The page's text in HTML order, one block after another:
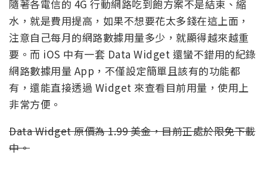
隨著各電信的 4G 行動網路吃到飽方案不是結束、縮
水，就是費用提高，如果不想要花太多錢在這上面，
注意自己每月的網路數據用量多少，就顯得越來越重
要。而 iOS 中有一套 Data Widget 還蠻不錯用的紀錄
網路數據用量 App，不僅設定簡單且該有的功能都
有，還能直接透過 Widget 來查看目前用量，使用上
非常方便。
Data Widget 原價為 1.99 美金，目前正處於限免下載
中。